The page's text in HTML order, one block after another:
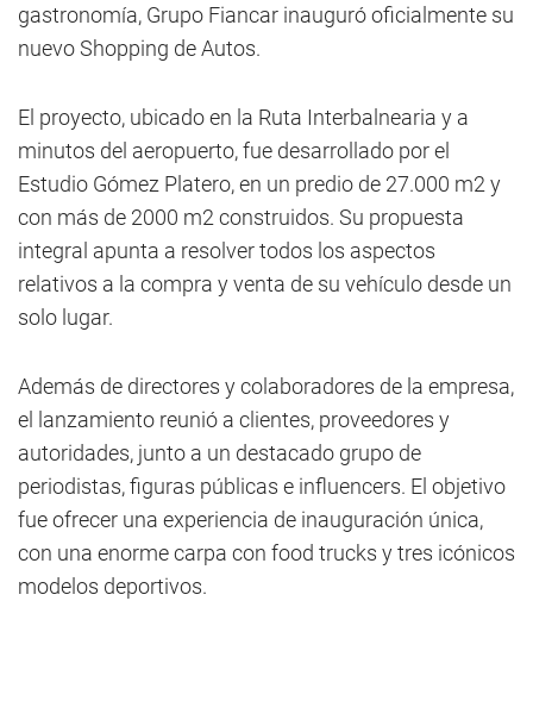
gastronomía, Grupo Fiancar inauguró oficialmente su
nuevo Shopping de Autos.
El proyecto, ubicado en la Ruta Interbalnearia y a
minutos del aeropuerto, fue desarrollado por el
Estudio Gómez Platero, en un predio de 27.000 m2 y
con más de 2000 m2 construidos. Su propuesta
integral apunta a resolver todos los aspectos
relativos a la compra y venta de su vehículo desde un
solo lugar.
Además de directores y colaboradores de la empresa,
el lanzamiento reunió a clientes, proveedores y
autoridades, junto a un destacado grupo de
periodistas, figuras públicas e influencers. El objetivo
fue ofrecer una experiencia de inauguración única,
con una enorme carpa con food trucks y tres icónicos
modelos deportivos.